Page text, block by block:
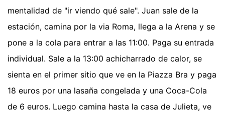
mentalidad de "ir viendo qué sale". Juan sale de la
estación, camina por la via Roma, llega a la Arena y se
pone a la cola para entrar a las 11:00. Paga su entrada
individual. Sale a la 13:00 achicharrado de calor, se
sienta en el primer sitio que ve en la Piazza Bra y paga
18 euros por una lasaña congelada y una Coca-Cola
de 6 euros. Luego camina hasta la casa de Julieta, ve